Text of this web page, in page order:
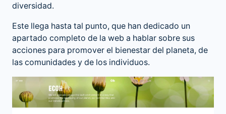
diversidad.
Este llega hasta tal punto, que han dedicado un
apartado completo de la web a hablar sobre sus
acciones para promover el bienestar del planeta, de
las comunidades y de los individuos.